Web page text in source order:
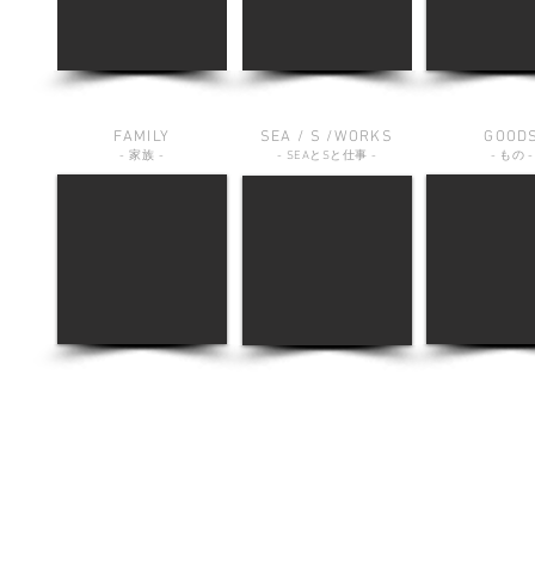
FAMILY
- 家族 -
SEA / S /WORKS
- SEAと S と仕事 - - もの -